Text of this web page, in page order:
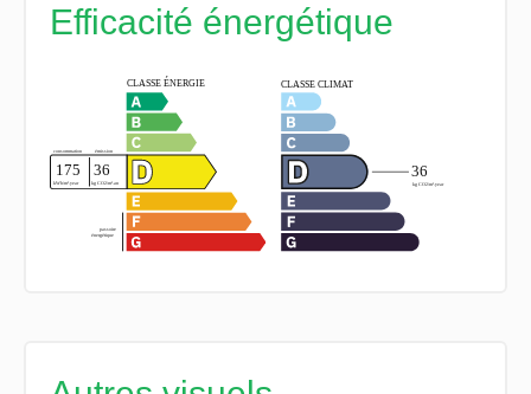
Efficacité énergétique